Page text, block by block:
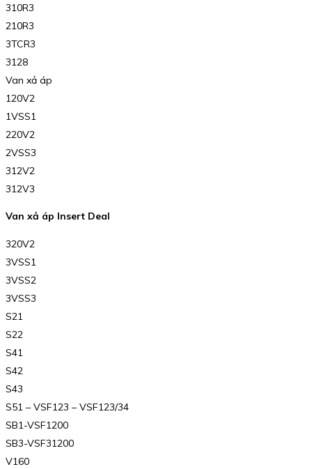
310R3
210R3
3TCR3
3128
Van xả áp
120V2
1VSS1
220V2
2VSS3
312V2
312V3
Van xả áp Insert Deal
320V2
3VSS1
3VSS2
3VSS3
S21
S22
S41
S42
S43
S51 – VSF123 – VSF123/34
SB1-VSF1200
SB3-VSF31200
V160